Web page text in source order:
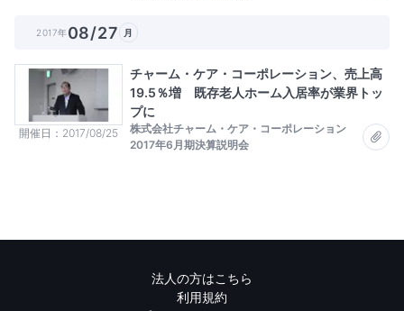
2017年08/27 月
開催日 2017/08/25
チャーム・ケア・コーポレーション、売上高
19.5％増 既存老人ホーム入居率が業界トッ
プに
株式会社チャーム・ケア・コーポレーション
2017年6月期決算説明会
法人の方はこちら
利用規約